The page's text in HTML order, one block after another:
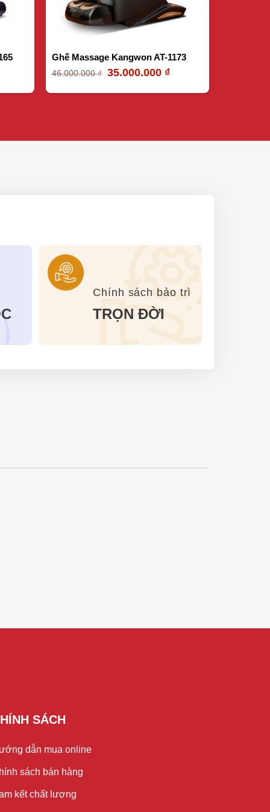
Ghế Massage Kangwon AT-1173
46.000.000₫ 35.000.000 ₫
Chính sách bảo trì
TRỌN ĐỜI
SÁCH
dẫn mua online
sách bán hàng
kết chất lượng